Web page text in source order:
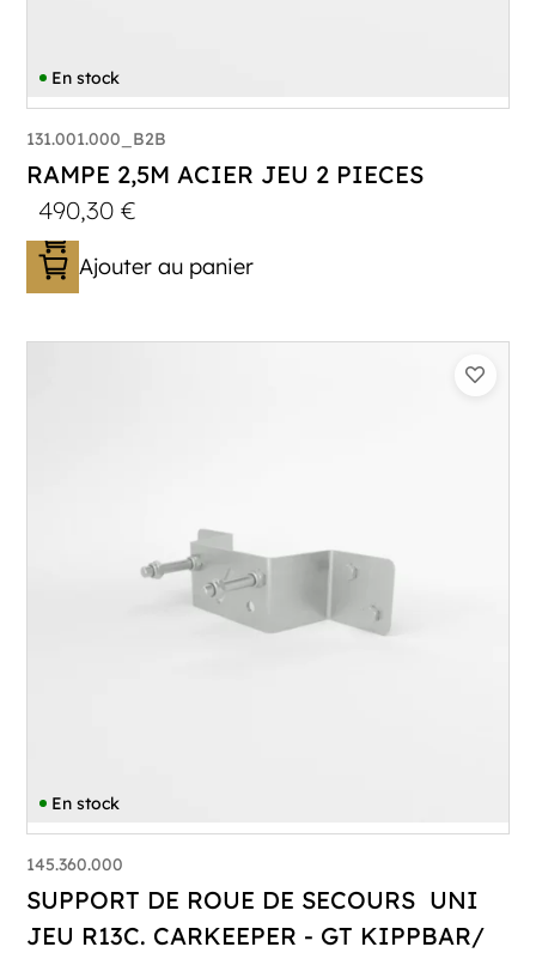
En stock
131.001.000_B2B
RAMPE 2,5M ACIER JEU 2 PIECES
490,30€
Ajouter au panier
En stock
145.360.000
SUPPORT DE ROUE DE SECOURS UNI
JEU R13C. CARKEEPER - GT KIPPBAR/